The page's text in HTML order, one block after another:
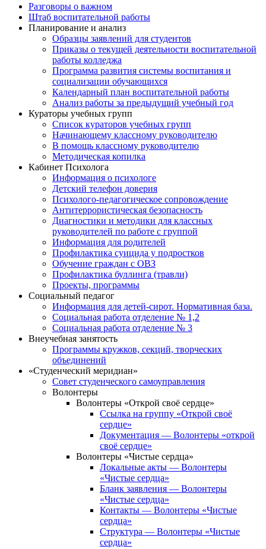
Разговоры о важном
Штаб воспитательной работы
Планирование и анализ
Образцы заявлений для студентов
Приказы о текущей деятельности воспитательной
работы колледжа
Программа развития системы воспитания и
социализации обучающихся
Календарный план воспитательной работы
Анализ работы за предыдущий учебный год
Кураторы учебных групп
Список кураторов учебных групп
Начинающему классному руководителю
В помощь классному руководителю
Методическая копилка
Кабинет Психолога
Информация о психологе
Детский телефон доверия
Психолого-педагогическое сопровождение
Антитеррористическая безопасность
Диагностики и методики для классных
руководителей по работе с группой
Информация для родителей
Профилактика суицида у подростков
Обучение граждан с ОВЗ
Профилактика буллинга (травли)
Проекты, программы
Социальный педагог
Информация для детей-сирот. Нормативная база.
Социальная работа отделение № 1,2
Социальная работа отделение № 3
Внеучебная занятость
Программы кружков, секций, творческих
объединений
«Студенческий меридиан»
Совет студенческого самоуправления
Волонтеры
Волонтеры «Открой своё сердце»
Ссылка на группу «Открой своё
сердце»
Документация — Волонтеры «открой
своё сердце»
Волонтеры «Чистые сердца»
Локальные акты — Волонтеры
«Чистые сердца»
Бланк заявления — Волонтеры
«Чистые сердца»
Контакты — Волонтеры «Чистые
сердца»
Структура — Волонтеры «Чистые
сердца»